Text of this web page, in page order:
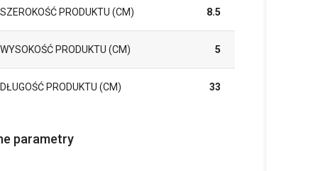
SZEROKOŚĆ PRODUKTU (CM) 8.5
WYSOKOŚĆ PRODUKTU (CM) 5
DŁUGOŚĆ PRODUKTU (CM) 33
parametry